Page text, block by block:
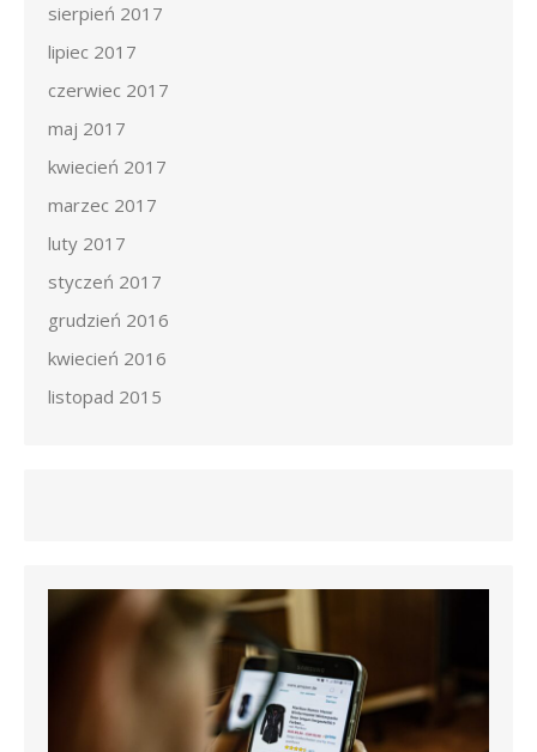
sierpień 2017
lipiec 2017
czerwiec 2017
maj 2017
kwiecień 2017
marzec 2017
luty 2017
styczeń 2017
grudzień 2016
kwiecień 2016
listopad 2015